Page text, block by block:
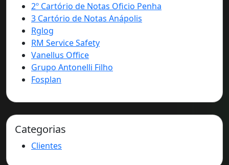
2º Cartório de Notas Oficio Penha
3 Cartório de Notas Anápolis
Rglog
RM Service Safety
Vanellus Office
Grupo Antonelli Filho
Fosplan
Categorias
Clientes